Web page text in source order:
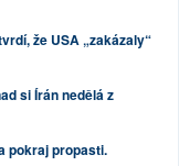
že USA „zakázaly“
si Írán nedělá z
pokraj propasti.